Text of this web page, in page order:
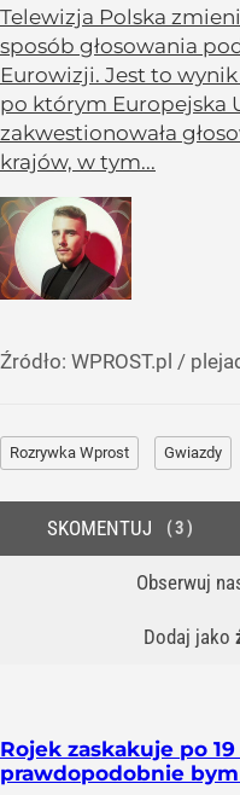
Telewizja Polska
sposób głosowania
Eurowizji. Jest to
po którym Europejska
zakwestionowała
krajów, w tym...
Źródło: WPROST.pl /
Rozrywka Wprost Gwiazdy
Obserwuj
Dodaj jako
SKOMENTUJ 3
Rojek zaskakuje po
prawdopodobnie